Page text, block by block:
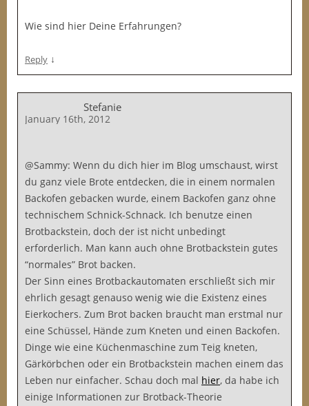
Wie sind hier Deine Erfahrungen?
Reply ↓
Stefanie
January 16th, 2012
@Sammy: Wenn du dich hier im Blog umschaust, wirst
du ganz viele Brote entdecken, die in einem normalen
Backofen gebacken wurde, einem Backofen ganz ohne
technischem Schnick-Schnack. Ich benutze einen
Brotbackstein, doch der ist nicht unbedingt
erforderlich. Man kann auch ohne Brotbackstein gutes
“normales” Brot backen.
Der Sinn eines Brotbackautomaten erschließt sich mir
ehrlich gesagt genauso wenig wie die Existenz eines
Eierkochers. Zum Brot backen braucht man erstmal nur
eine Schüssel, Hände zum Kneten und einen Backofen.
Dinge wie eine Küchenmaschine zum Teig kneten,
Gärkörbchen oder ein Brotbackstein machen einem das
Leben nur einfacher. Schau doch mal hier, da habe ich
einige Informationen zur Brotback-Theorie